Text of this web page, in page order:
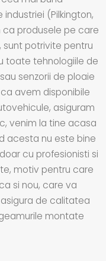
(Pilkington,
ca produsele pe care
sunt potrivite pentru
toate tehnologiile de
senzorii de ploaie
avem disponibile
asiguram
venim la tine acasa
acesta nu este bine
cu profesionisti si
motiv pentru care
si nou, care va
de calitatea
montate